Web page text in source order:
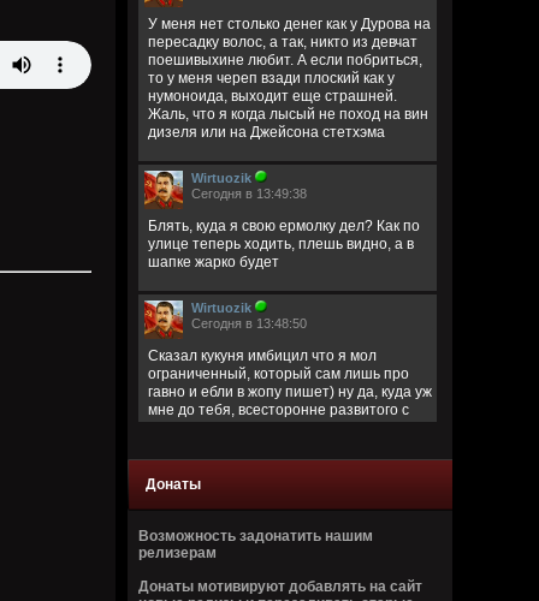
У меня нет столько денег как у Дурова на
пересадку волос, а так, никто из девчат
поешивыхине любит. А если побриться,
то у меня череп взади плоский как у
нумоноида, выходит еще страшней.
Жаль, что я когда лысый не поход на вин
дизеля или на Джейсона стетхэма
Wirtuozik
Сегодня в 13:49:38
Блять, куда я свою ермолку дел? Как по
улице теперь ходить, плешь видно, а в
шапке жарко будет
Wirtuozik
Сегодня в 13:48:50
Сказал кукуня имбицил что я мол
ограниченный, который сам лишь про
гавно и ебли в жопу пишет) ну да, куда уж
мне до тебя, всесторонне развитого с
Сегодня в 13:40:45
за запрещено цитировать что ли
ограниченый долбаеб просто, заебал
этим, давай там ещё про школьниц
Донаты
Возможность задонатить нашим
релизерам
Донаты мотивируют добавлять на сайт